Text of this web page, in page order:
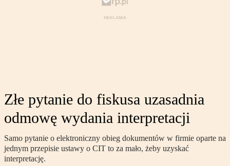
Złe pytanie do fiskusa uzasadnia
odmowę wydania interpretacji
Samo pytanie o elektroniczny obieg dokumentów w firmie oparte na
jednym przepisie ustawy o CIT to za mało, żeby uzyskać
interpretację.